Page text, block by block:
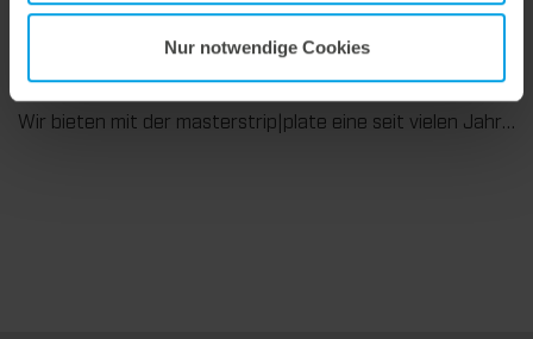
Nur notwendige Cookies
Maximale Ausbrech-Performance.
Wir bieten mit der masterstrip|plate eine seit vielen Jahren bewährte Lösung für maximale Prozesssicherheit beim Ausbrechen. Das speziell entwickelte Ausbrechoberteil ermöglicht einen stabilen, sauberen und effizienten Ausbrechprozess auch bei anspruchsvollen Anwendungen.